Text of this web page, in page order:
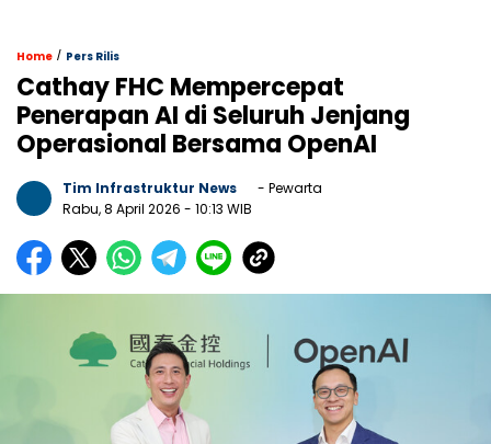
Home / Pers Rilis
Cathay FHC Mempercepat
Penerapan AI di Seluruh Jenjang
Operasional Bersama OpenAI
Tim Infrastruktur News
- Pewarta
Rabu, 8 April 2026 - 10:13 WIB